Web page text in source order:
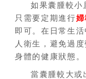
如果囊腫較小
只需要定期進行
即可。在日常生
人衛生，避免過
身體的健康狀態。
當囊腫較大或